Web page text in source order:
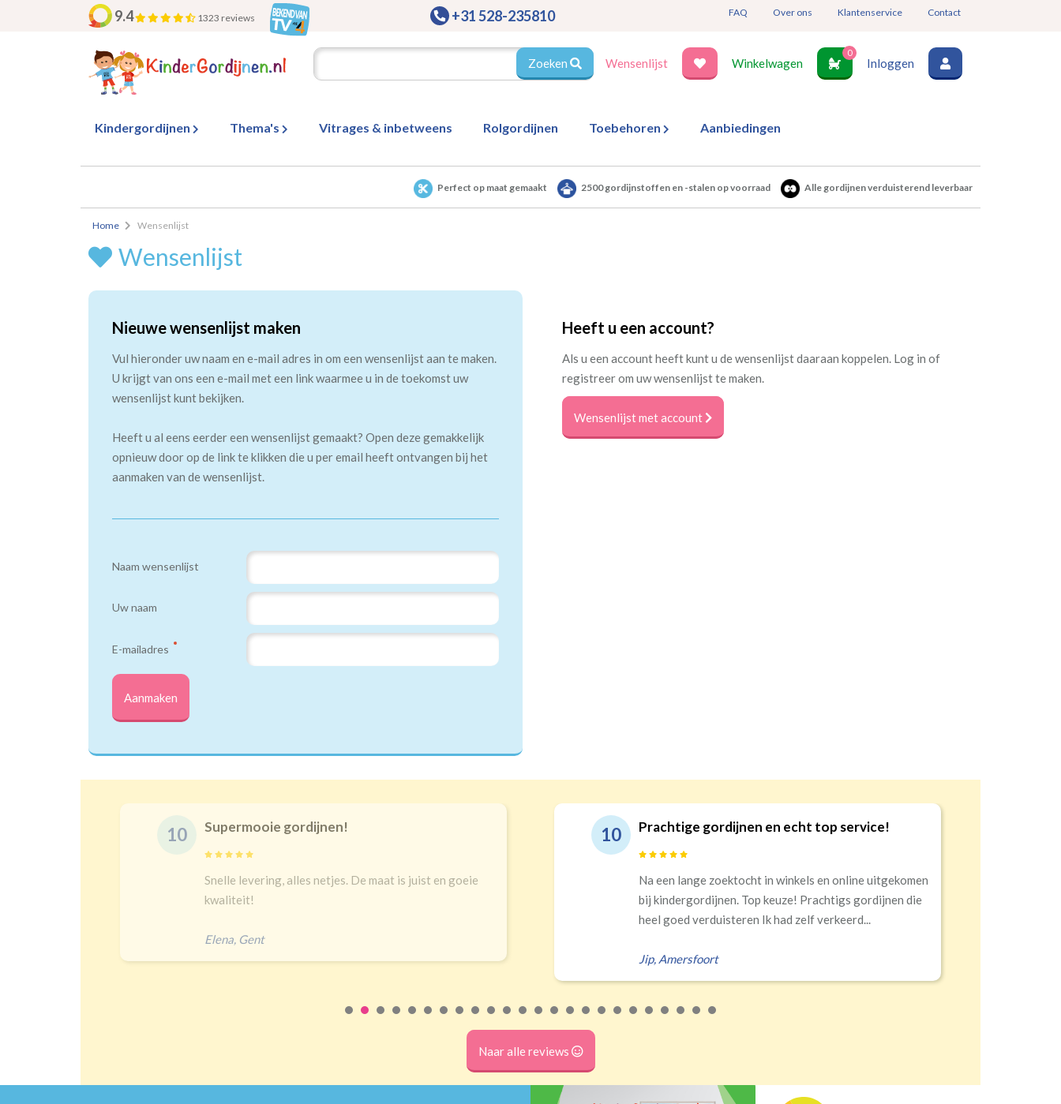
9.4 1323 reviews +31 528-235810 FAQ Over ons Klantenservice Contact
Zoeken Wensenlijst Winkelwagen
0
Inloggen
Kindergordijnen Thema's Vitrages & inbetweens Rolgordijnen Toebehoren Aanbiedingen
Perfect op maat gemaakt 2500 gordijnstoffen en -stalen op voorraad Alle gordijnen verduisterend leverbaar
Home Wensenlijst
Wensenlijst
Nieuwe wensenlijst maken
Vul hieronder uw naam en e-mail adres in om een wensenlijst aan te maken.
U krijgt van ons een e-mail met een link waarmee u in de toekomst uw
wensenlijst kunt bekijken.
Heeft u al eens eerder een wensenlijst gemaakt? Open deze gemakkelijk
opnieuw door op de link te klikken die u per email heeft ontvangen bij het
aanmaken van de wensenlijst.
Naam wensenlijst
Uw naam
E-mailadres
Aanmaken
Heeft u een account?
Als u een account heeft kunt u de wensenlijst daaraan koppelen. Log in of
registreer om uw wensenlijst te maken.
Wensenlijst met account
10 Supermooie gordijnen!
Snelle levering, alles netjes. De maat is juist en goeie
kwaliteit!
Elena, Gent
10 Prachtige gordijnen en echt top service!
Na een lange zoektocht in winkels en online uitgekomen
bij kindergordijnen. Top keuze! Prachtigs gordijnen die
heel goed verduisteren Ik had zelf verkeerd...
Jip, Amersfoort
Naar alle reviews